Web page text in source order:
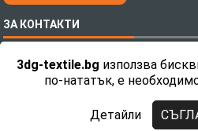
3dg-textile.bg използва
по-нататък, е
Детайли
Пончо за водни спортове
Микрофибърни Велурени Кърпи
Детски пончота
Как да поръчам?
С какво сме различни?
Контакти
Политика за поверителност
ЗА КОНТАКТИ
Телефон:0892 26 04 34 / 0896 57